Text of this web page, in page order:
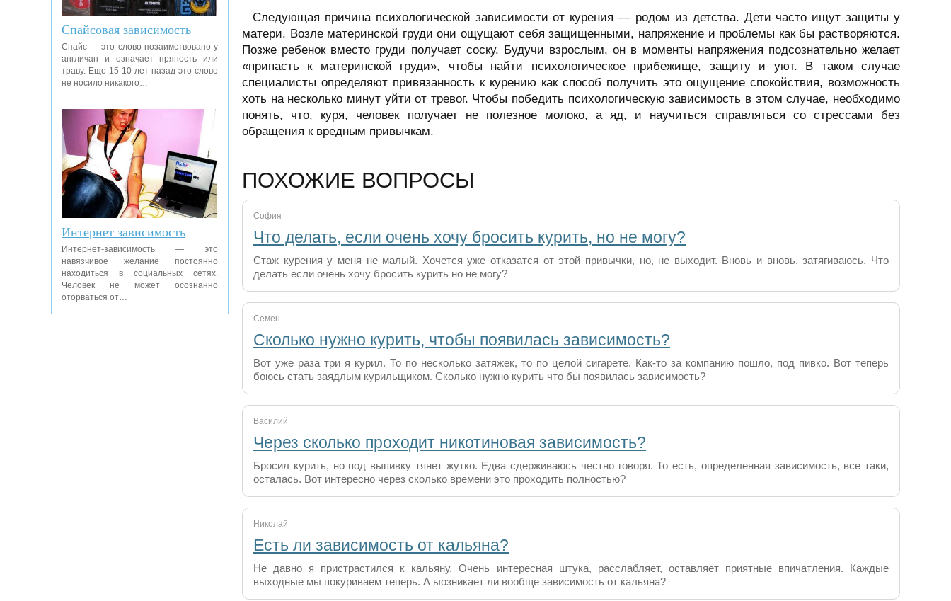
Следующая причина психологической зависимости от курения — родом из детства. Дети часто ищут защиты у
матери. Возле материнской груди они ощущают себя защищенными, напряжение и проблемы как бы растворяются.
Позже ребенок вместо груди получает соску. Будучи взрослым, он в моменты напряжения подсознательно желает
«припасть к материнской груди», чтобы найти психологическое прибежище, защиту и уют. В таком случае
специалисты определяют привязанность к курению как способ получить это ощущение спокойствия, возможность
хоть на несколько минут уйти от тревог. Чтобы победить психологическую зависимость в этом случае, необходимо
понять, что, куря, человек получает не полезное молоко, а яд, и научиться справляться со стрессами без
обращения к вредным привычкам.
ПОХОЖИЕ ВОПРОСЫ
София
Что делать, если очень хочу бросить курить, но не могу?
Стаж курения у меня не малый. Хочется уже отказатся от этой привычки, но, не выходит. Вновь и вновь, затягиваюсь. Что
делать если очень хочу бросить курить но не могу?
Семен
Сколько нужно курить, чтобы появилась зависимость?
Вот уже раза три я курил. То по несколько затяжек, то по целой сигарете. Как-то за компанию пошло, под пивко. Вот теперь
боюсь стать заядлым курильщиком. Сколько нужно курить что бы появилась зависимость?
Василий
Через сколько проходит никотиновая зависимость?
Бросил курить, но под выпивку тянет жутко. Едва сдерживаюсь честно говоря. То есть, определенная зависимость, все таки,
осталась. Вот интересно через сколько времени это проходить полностью?
Николай
Есть ли зависимость от кальяна?
Не давно я пристрастился к кальяну. Очень интересная штука, расслабляет, оставляет приятные впичатления. Каждые
выходные мы покуриваем теперь. А ыозникает ли вообще зависимость от кальяна?
Спайсовая зависимость
Спайс — это слово позаимствовано у
англичан и означает пряность или
траву. Еще 15-10 лет назад это слово
не носило никакого…
Интернет зависимость
Интернет-зависимость — это
навязчивое желание постоянно
находиться в социальных сетях.
Человек не может осознанно
оторваться от…